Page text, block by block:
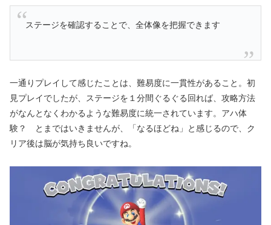
ステージを確認することで、全体像を把握できます
一通りプレイして感じたことは、難易度に一貫性があること。初
見プレイでしたが、ステージを１分間ぐるぐる回れば、攻略方法
がなんとなくわかるような難易度に統一されています。アハ体
験？ とまではいきませんが、「なるほどね」と感じるので、ク
リア後は脳が気持ち良いですね。